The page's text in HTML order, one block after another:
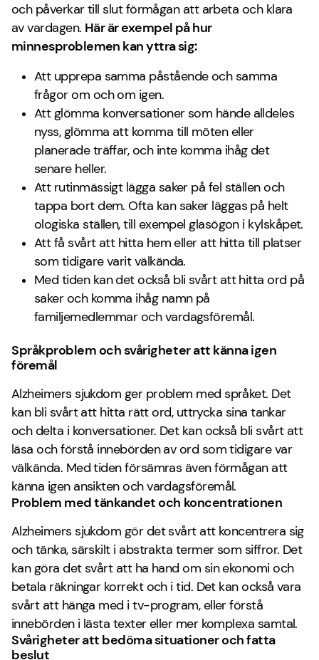
och påverkar till slut förmågan att arbeta och klara
av vardagen. Här är exempel på hur
minnesproblemen kan yttra sig:
Att upprepa samma påstående och samma
frågor om och om igen.
Att glömma konversationer som hände alldeles
nyss, glömma att komma till möten eller
planerade träffar, och inte komma ihåg det
senare heller.
Att rutinmässigt lägga saker på fel ställen och
tappa bort dem. Ofta kan saker läggas på helt
ologiska ställen, till exempel glasögon i kylskåpet.
Att få svårt att hitta hem eller att hitta till platser
som tidigare varit välkända.
Med tiden kan det också bli svårt att hitta ord på
saker och komma ihåg namn på
familjemedlemmar och vardagsföremål.
Språkproblem och svårigheter att känna igen
föremål
Alzheimers sjukdom ger problem med språket. Det
kan bli svårt att hitta rätt ord, uttrycka sina tankar
och delta i konversationer. Det kan också bli svårt att
läsa och förstå innebörden av ord som tidigare var
välkända. Med tiden försämras även förmågan att
känna igen ansikten och vardagsföremål.
Problem med tänkandet och koncentrationen
Alzheimers sjukdom gör det svårt att koncentrera sig
och tänka, särskilt i abstrakta termer som siffror. Det
kan göra det svårt att ha hand om sin ekonomi och
betala räkningar korrekt och i tid. Det kan också vara
svårt att hänga med i tv-program, eller förstå
innebörden i lästa texter eller mer komplexa samtal.
Svårigheter att bedöma situationer och fatta
beslut